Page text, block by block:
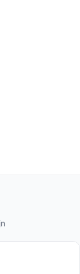
een USB-
wat
van 80 cm